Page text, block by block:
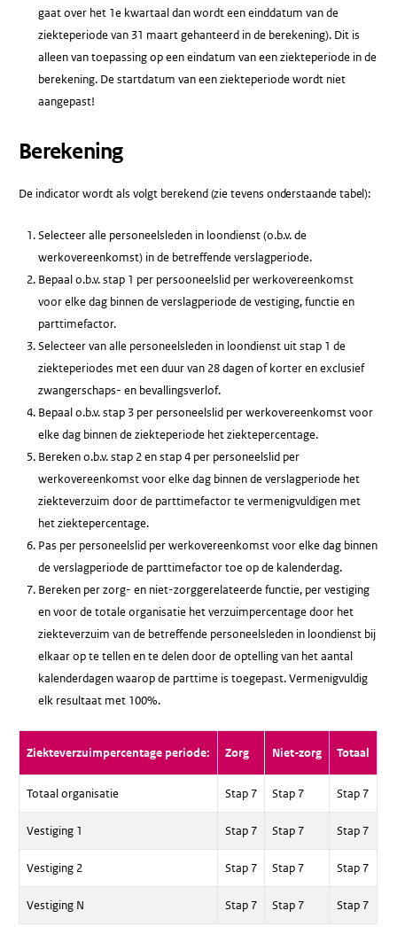
gaat over het 1e kwartaal dan wordt een einddatum van de
ziekteperiode van 31 maart gehanteerd in de berekening). Dit is
alleen van toepassing op een eindatum van een ziekteperiode in de
berekening. De startdatum van een ziekteperiode wordt niet
aangepast!
Berekening
De indicator wordt als volgt berekend (zie tevens onderstaande tabel):
Selecteer alle personeelsleden in loondienst (o.b.v. de
werkovereenkomst) in de betreffende verslagperiode.
Bepaal o.b.v. stap 1 per persooneelslid per werkovereenkomst
voor elke dag binnen de verslagperiode de vestiging, functie en
parttimefactor.
Selecteer van alle personeelsleden in loondienst uit stap 1 de
ziekteperiodes met een duur van 28 dagen of korter en exclusief
zwangerschaps- en bevallingsverlof.
Bepaal o.b.v. stap 3 per personeelslid per werkovereenkomst voor
elke dag binnen de ziekteperiode het ziektepercentage.
Bereken o.b.v. stap 2 en stap 4 per personeelslid per
werkovereenkomst voor elke dag binnen de verslagperiode het
ziekteverzuim door de parttimefactor te vermenigvuldigen met
het ziektepercentage.
Pas per personeelslid per werkovereenkomst voor elke dag binnen
de verslagperiode de parttimefactor toe op de kalenderdag.
Bereken per zorg- en niet-zorggerelateerde functie, per vestiging
en voor de totale organisatie het verzuimpercentage door het
ziekteverzuim van de betreffende personeelsleden in loondienst bij
elkaar op te tellen en te delen door de optelling van het aantal
kalenderdagen waarop de parttime is toegepast. Vermenigvuldig
elk resultaat met 100%.
Ziekteverzuimpercentage periode: Zorg Niet-zorg Totaal
Totaal organisatie Stap 7 Stap 7 Stap 7
Vestiging 1 Stap 7 Stap 7 Stap 7
Vestiging 2 Stap 7 Stap 7 Stap 7
Vestiging N Stap 7 Stap 7 Stap 7